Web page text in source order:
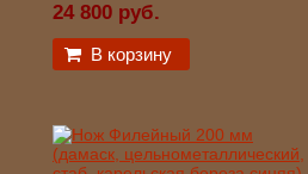
24 800 руб.
В корзину